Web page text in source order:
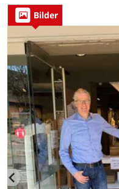
Bilder